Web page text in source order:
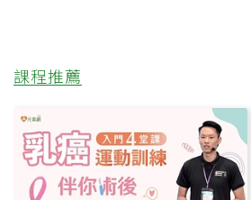
課程推薦